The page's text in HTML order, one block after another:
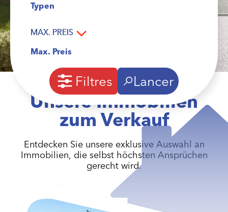
Typen
MAX. PREIS
Filtres Lancer
Unsere Immobilien
zum Verkauf
Entdecken Sie unsere exklusive Auswahl an
Immobilien, die selbst höchsten Ansprüchen
gerecht wird.